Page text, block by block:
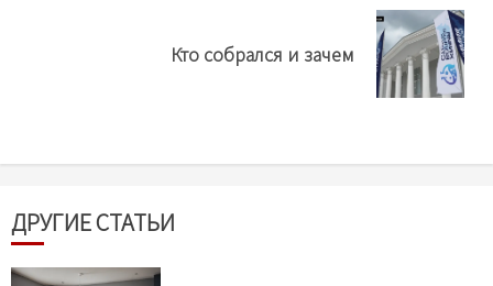
Кто собрался и зачем
ДРУГИЕ СТАТЬИ